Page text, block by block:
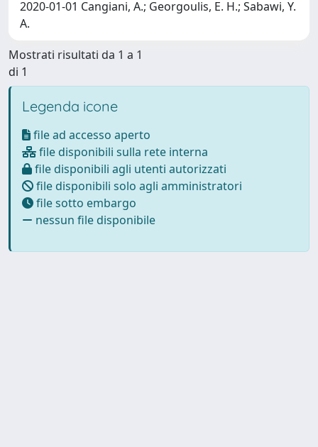
2020-01-01 Cangiani, A.; Georgoulis, E. H.; Sabawi, Y.
A.
Mostrati risultati da 1 a 1
di 1
Legenda icone
file ad accesso aperto
file disponibili sulla rete interna
file disponibili agli utenti autorizzati
file disponibili solo agli amministratori
file sotto embargo
nessun file disponibile